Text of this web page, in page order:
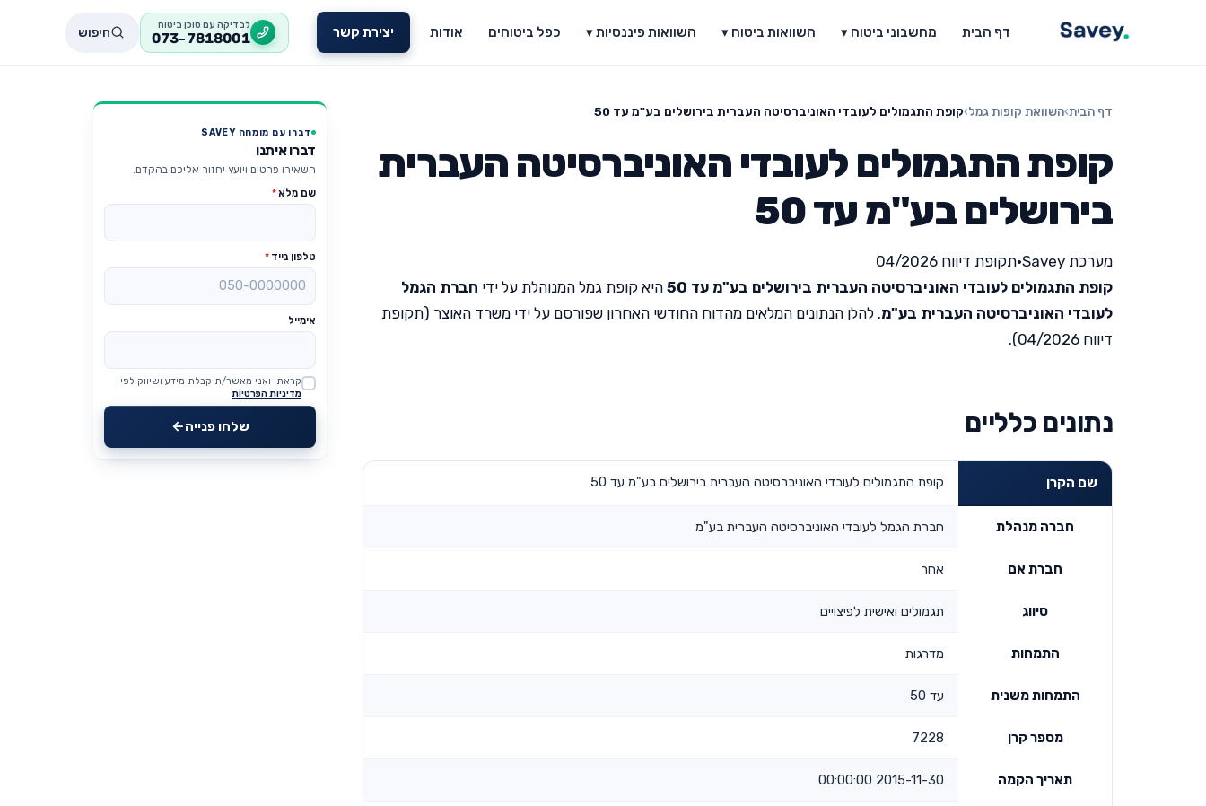
דף הבית מחשבוני ביטוח ▾ השוואות ביטוח ▾ השוואות פיננסיות ▾ כפל ביטוחים אודות יצירת קשר לבדיקה עם סוכן ביטוח
073-7818001 חיפוש
דף הבית›השוואת קופות גמל›קופת התגמולים לעובדי האוניברסיטה העברית בירושלים בע"מ עד 50
קופת התגמולים לעובדי האוניברסיטה העברית
בירושלים בע"מ עד 50
מערכת Savey •תקופת דיווח 04/2026
קופת התגמולים לעובדי האוניברסיטה העברית בירושלים בע"מ עד 50
היא קופת גמל המנוהלת על ידי חברת הגמל
לעובדי האוניברסיטה העברית בע"מ. להלן הנתונים המלאים מהדוח החודשי האחרון שפורסם על ידי משרד האוצר (תקופת
דיווח 04/2026).
נתונים כלליים
שם הקרן קופת התגמולים לעובדי האוניברסיטה העברית בירושלים בע"מ עד 50
חברה מנהלת חברת הגמל לעובדי האוניברסיטה העברית בע"מ
חברת אם אחר
סיווג תגמולים ואישית לפיצויים
התמחות מדרגות
התמחות משנית עד 50
מספר קרן 7228
תאריך הקמה 2015-11-30 00:00:00
דברו עם מומחה SAVEY
דברו איתנו
השאירו פרטים ויועץ יחזור אליכם בהקדם.
שם מלא*
טלפון נייד *
אימייל
Website
קראתי ואני מאשר/ת קבלת מידע ושיווק לפי
מדיניות הפרטיות
שלחו פנייה